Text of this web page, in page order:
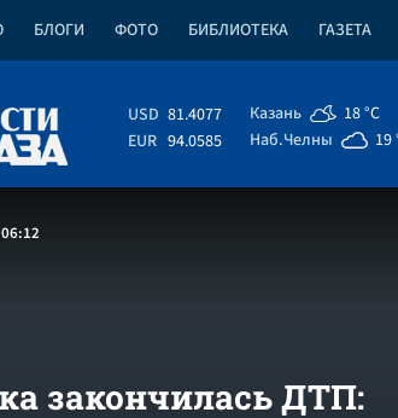
БЛОГИ ФОТО БИБЛИОТЕКА ГАЗЕТА
USD 81.4077
EUR 94.0585
Казань
18 °C
Наб.Челны
19
закончилась ДТП: